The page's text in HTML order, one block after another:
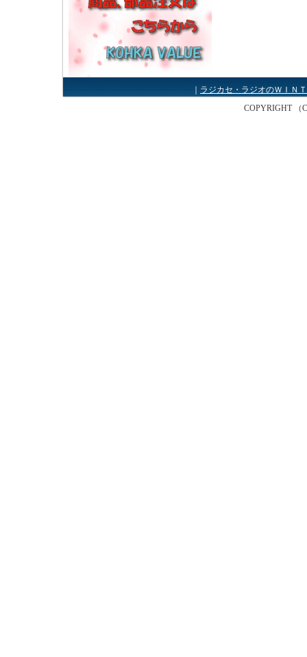
｜ラジカセ・ラジオのＷＩＮ
COPYRIGHT （